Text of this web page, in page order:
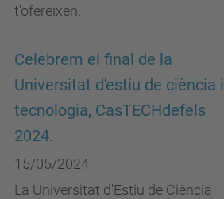
t'ofereixen.
Celebrem el final de la
Universitat d'estiu de ciència i
tecnologia, CasTECHdefels
2024.
15/05/2024
La Universitat d'Estiu de Ciència